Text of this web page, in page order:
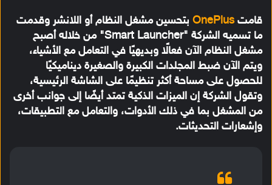
قامتOnePlus بتحسين مشغل النظام أو اللانشر وقدمت
ما تسميه الشركة "Smart Launcher" من خلاله أصبح
مشغل النظام الآن فعالًا وبديهيًا في التعامل مع الأشياء،
ويتم الآن ضبط المجلدات الكبيرة والصغيرة ديناميكيًا
للحصول على مساحة أكثر تنظيمًا على الشاشة الرئيسية،
وتقول الشركة إن الميزات الذكية تمتد أيضًا إلى جوانب أخرى
من المشغل بما في ذلك الأدوات، والتعامل مع التطبيقات،
وإشعارات التحديثات.